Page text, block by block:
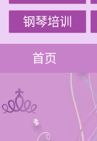
钢琴培训
首页